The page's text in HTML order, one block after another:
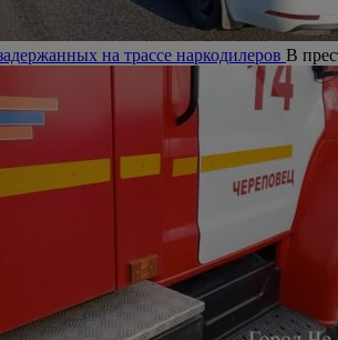
на трассе наркодилеров В